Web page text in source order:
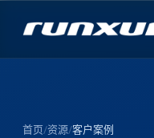
首页/资源/客户案例